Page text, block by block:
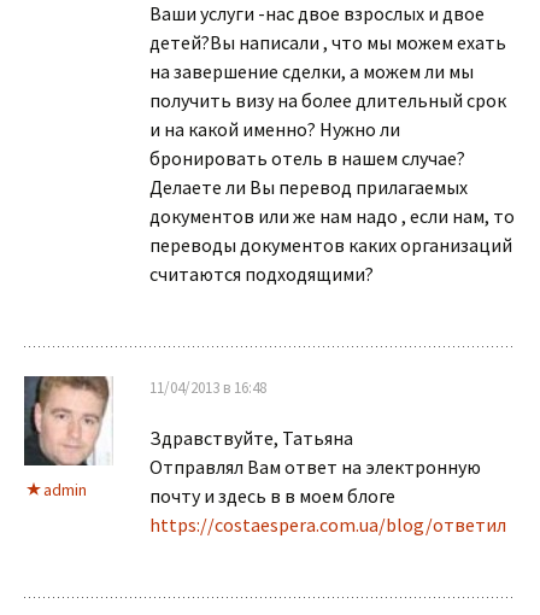
Ваши услуги -нас двое взрослых и двое
детей?Вы написали , что мы можем ехать
на завершение сделки, а можем ли мы
получить визу на более длительный срок
и на какой именно? Нужно ли
бронировать отель в нашем случае?
Делаете ли Вы перевод прилагаемых
документов или же нам надо , если нам, то
переводы документов каких организаций
считаются подходящими?
admin
11/04/2013 в 16:48
Здравствуйте, Татьяна
Отправлял Вам ответ на электронную
почту и здесь в в моем блоге
https://costaespera.com.ua/blog/ответил